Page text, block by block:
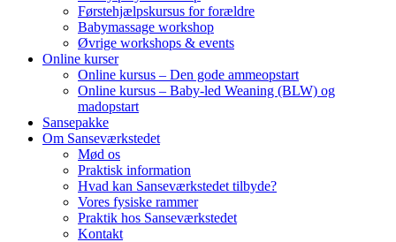
Førstehjælpskursus for forældre
Babymassage workshop
Øvrige workshops & events
Online kurser
Online kursus – Den gode ammeopstart
Online kursus – Baby-led Weaning (BLW) og
madopstart
Sansepakke
Om Sanseværkstedet
Mød os
Praktisk information
Hvad kan Sanseværkstedet tilbyde?
Vores fysiske rammer
Praktik hos Sanseværkstedet
Kontakt